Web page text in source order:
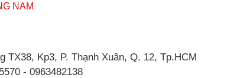
NAM
TX38, Kp3, P. Thạnh Xuân, Q. 12, Tp.HCM
- 0963482138